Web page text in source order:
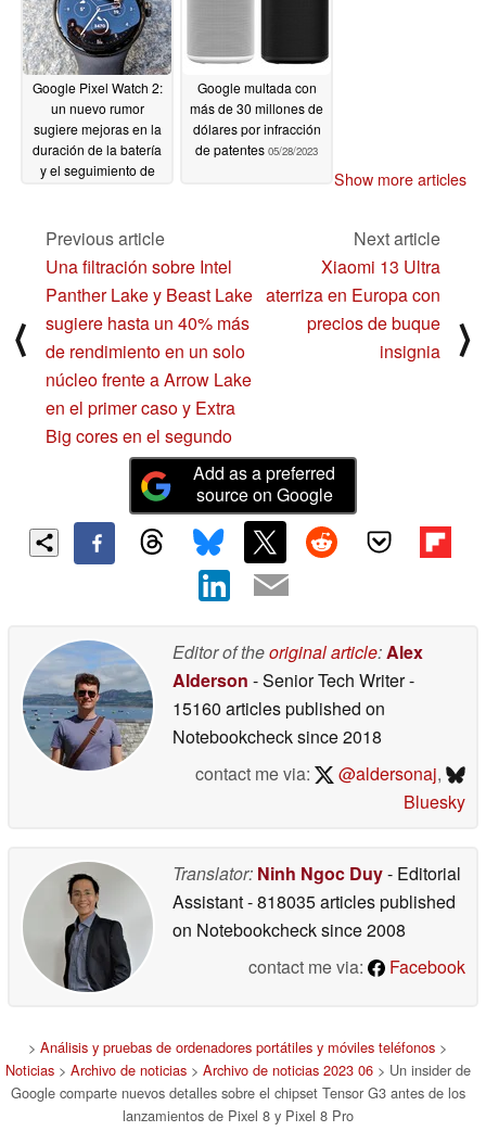
Google Pixel Watch 2:
un nuevo rumor
sugiere mejoras en la
duración de la batería
y el seguimiento de
chips Fitbit06/01/2023
Google multada con
más de 30 millones de
dólares por infracción
de patentes 05/28/2023
Show more articles
⟨
Previous article
Una filtración sobre Intel
Panther Lake y Beast Lake
sugiere hasta un 40% más
de rendimiento en un solo
núcleo frente a Arrow Lake
en el primer caso y Extra
Big cores en el segundo
Next article
Xiaomi 13 Ultra
aterriza en Europa con
precios de buque
insignia
⟩
Add as a preferred
source on Google
Editor of theoriginal article: Alex
Alderson - Senior Tech Writer-
15160 articles published on
Notebookchecksince 2018
contact me via:
@aldersonaj,
Bluesky
Translator: Ninh Ngoc Duy- Editorial
Assistant- 818035 articles published
on Notebookchecksince 2008
contact me via:
Facebook
> Análisis y pruebas de ordenadores portátiles y móviles teléfonos >
Noticias> Archivo de noticias> Archivo de noticias 2023 06> Un insider de
Google comparte nuevos detalles sobre el chipset Tensor G3 antes de los
lanzamientos de Pixel 8 y Pixel 8 Pro